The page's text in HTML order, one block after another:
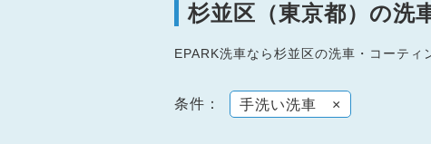
杉並区（東京都）の洗
EPARK洗車なら杉並区の洗車・コーティ
条件： 手洗い洗車 ×